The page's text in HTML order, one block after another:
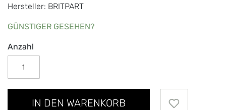
Hersteller: BRITPART
GÜNSTIGER GESEHEN?
Anzahl
IN DEN WARENKORB